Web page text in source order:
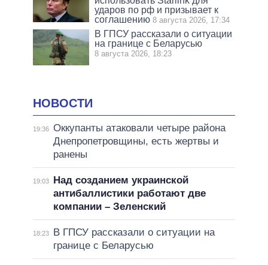
ударов по рф и призывает к
соглашению 8 августа 2026, 17:34
В ГПСУ рассказали о ситуации
на границе с Беларусью
8 августа 2026, 18:23
НОВОСТИ
19:36 Оккупанты атаковали четыре района
Днепропетровщины, есть жертвы и
ранены
19:03
Над созданием украинской
антибаллистики работают две
компании – Зеленский
18:23
В ГПСУ рассказали о ситуации на
границе с Беларусью